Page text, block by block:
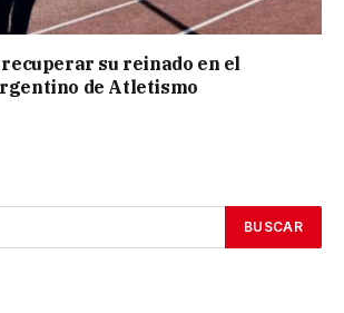
su reinado en el
de Atletismo